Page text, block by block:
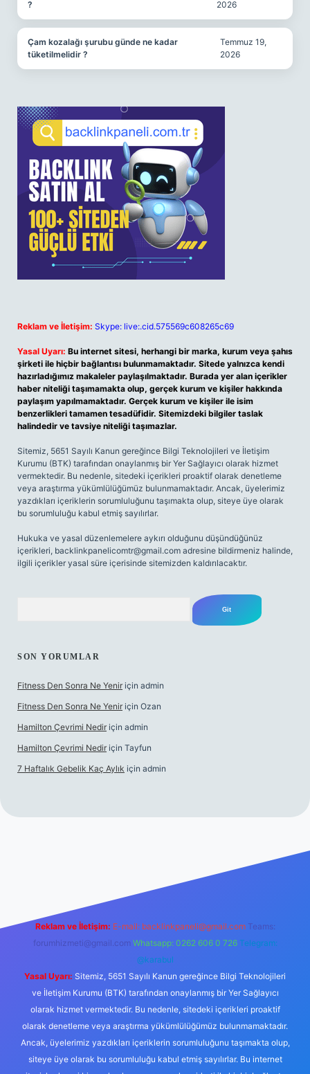
?
2026
Çam kozalağı şurubu günde ne kadar
tüketilmelidir ?
Temmuz 19,
2026
Reklam ve İletişim: Skype: live:.cid.575569c608265c69
Yasal Uyarı: Bu internet sitesi, herhangi bir marka, kurum veya şahıs
şirketi ile hiçbir bağlantısı bulunmamaktadır. Sitede yalnızca kendi
hazırladığımız makaleler paylaşılmaktadır. Burada yer alan içerikler
haber niteliği taşımamakta olup, gerçek kurum ve kişiler hakkında
paylaşım yapılmamaktadır. Gerçek kurum ve kişiler ile isim
benzerlikleri tamamen tesadüfidir. Sitemizdeki bilgiler taslak
halindedir ve tavsiye niteliği taşımazlar.
Sitemiz, 5651 Sayılı Kanun gereğince Bilgi Teknolojileri ve İletişim
Kurumu (BTK) tarafından onaylanmış bir Yer Sağlayıcı olarak hizmet
vermektedir. Bu nedenle, sitedeki içerikleri proaktif olarak denetleme
veya araştırma yükümlülüğümüz bulunmamaktadır. Ancak, üyelerimiz
yazdıkları içeriklerin sorumluluğunu taşımakta olup, siteye üye olarak
bu sorumluluğu kabul etmiş sayılırlar.
Hukuka ve yasal düzenlemelere aykırı olduğunu düşündüğünüz
içerikleri, backlinkpanelicomtr@gmail.com adresine bildirmeniz halinde,
ilgili içerikler yasal süre içerisinde sitemizden kaldırılacaktır.
SON YORUMLAR
Fitness Den Sonra Ne Yenir için admin
Fitness Den Sonra Ne Yenir için Ozan
Hamilton Çevrimi Nedir için admin
Hamilton Çevrimi Nedir için Tayfun
7 Haftalık Gebelik Kaç Aylık için admin
Reklam ve İletişim: E-mail: backlinkpaneli@gmail.com Teams:
forumhizmeti@gmail.com Whatsapp: 0262 606 0 726 Telegram:
@karabul
Yasal Uyarı: Sitemiz, 5651 Sayılı Kanun gereğince Bilgi Teknolojileri
ve İletişim Kurumu (BTK) tarafından onaylanmış bir Yer Sağlayıcı
olarak hizmet vermektedir. Bu nedenle, sitedeki içerikleri proaktif
olarak denetleme veya araştırma yükümlülüğümüz bulunmamaktadır.
Ancak, üyelerimiz yazdıkları içeriklerin sorumluluğunu taşımakta olup,
siteye üye olarak bu sorumluluğu kabul etmiş sayılırlar. Bu internet